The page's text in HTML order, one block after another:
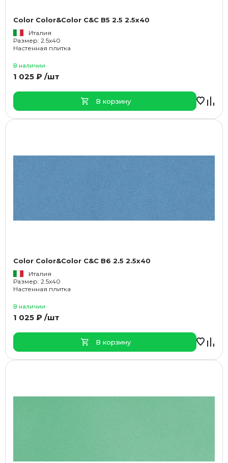
Color Color&Color C&C B5 2.5 2.5x40
Италия
Размер: 2.5x40
Настенная плитка
В наличии
1 025 ₽ /шт
В корзину
Color Color&Color C&C B6 2.5 2.5x40
Италия
Размер: 2.5x40
Настенная плитка
В наличии
1 025 ₽ /шт
В корзину